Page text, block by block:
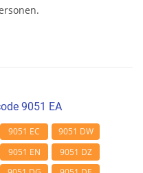
9051 EA
9051 EC
9051 DW
9051 EN
9051 DZ